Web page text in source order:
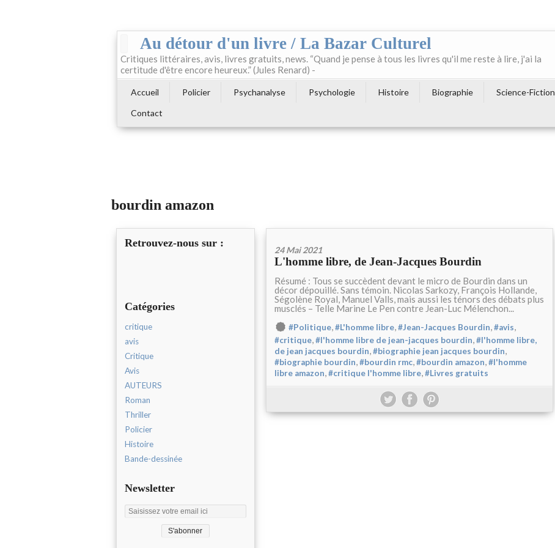
Au détour d'un livre / La Bazar Culturel
Critiques littéraires, avis, livres gratuits, news. “Quand je pense à tous les livres qu'il me reste à lire, j'ai la
certitude d'être encore heureux.” (Jules Renard) -
Accueil Policier Psychanalyse Psychologie Histoire Biographie Science-Fiction
Contact
bourdin amazon
Retrouvez-nous sur :
Catégories
critique
avis
Critique
Avis
AUTEURS
Roman
Thriller
Policier
Histoire
Bande-dessinée
Newsletter
24 Mai 2021
L'homme libre, de Jean-Jacques Bourdin
Résumé : Tous se succèdent devant le micro de Bourdin dans un
décor dépouillé. Sans témoin. Nicolas Sarkozy, François Hollande,
Ségolène Royal, Manuel Valls, mais aussi les ténors des débats plus
musclés – Telle Marine Le Pen contre Jean-Luc Mélenchon...
#Politique,#L'homme libre,#Jean-Jacques Bourdin,#avis,
#critique,#l'homme libre de jean-jacques bourdin,#l'homme libre,
de jean jacques bourdin,#biographie jean jacques bourdin,
#biographie bourdin,#bourdin rmc,#bourdin amazon,#l'homme
libre amazon,#critique l'homme libre,#Livres gratuits